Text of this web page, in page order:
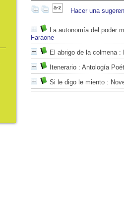
Hacer una
La autonomía del poder
Faraone
El abrigo de la colmena:
Itenerario : Antología
Si le digo le miento :